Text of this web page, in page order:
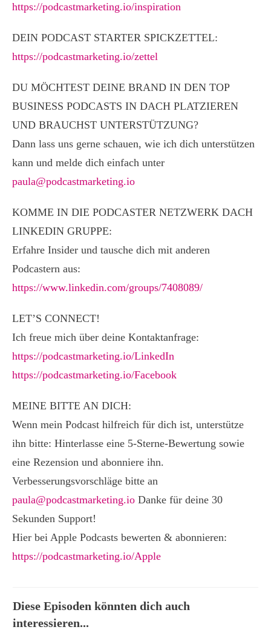
https://podcastmarketing.io/inspiration
DEIN PODCAST STARTER SPICKZETTEL:
https://podcastmarketing.io/zettel
DU MÖCHTEST DEINE BRAND IN DEN TOP
BUSINESS PODCASTS IN DACH PLATZIEREN
UND BRAUCHST UNTERSTÜTZUNG?
Dann lass uns gerne schauen, wie ich dich unterstützen
kann und melde dich einfach unter
paula@podcastmarketing.io
KOMME IN DIE PODCASTER NETZWERK DACH
LINKEDIN GRUPPE:
Erfahre Insider und tausche dich mit anderen
Podcastern aus:
https://www.linkedin.com/groups/7408089/
LET’S CONNECT!
Ich freue mich über deine Kontaktanfrage:
https://podcastmarketing.io/LinkedIn
https://podcastmarketing.io/Facebook
MEINE BITTE AN DICH:
Wenn mein Podcast hilfreich für dich ist, unterstütze
ihn bitte: Hinterlasse eine 5-Sterne-Bewertung sowie
eine Rezension und abonniere ihn.
Verbesserungsvorschläge bitte an
paula@podcastmarketing.io Danke für deine 30
Sekunden Support!
Hier bei Apple Podcasts bewerten & abonnieren:
https://podcastmarketing.io/Apple
Diese Episoden könnten dich auch
interessieren...